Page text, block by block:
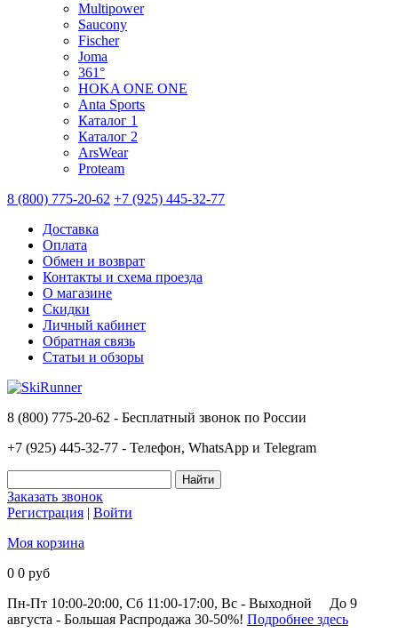
Multipower
Saucony
Fischer
Joma
361°
HOKA ONE ONE
Anta Sports
Каталог 1
Каталог 2
ArsWear
Proteam
8 (800) 775-20-62 +7 (925) 445-32-77
Доставка
Оплата
Обмен и возврат
Контакты и схема проезда
О магазине
Скидки
Личный кабинет
Обратная связь
Статьи и обзоры
8 (800) 775-20-62 - Бесплатный звонок по России
+7 (925) 445-32-77 - Телефон, WhatsApp и Telegram
Заказать звонок
Регистрация | Войти
Моя корзина
0 0 руб
Пн-Пт 10:00-20:00, Сб 11:00-17:00, Вс - Выходной
До 9
августа - Большая Распродажа 30-50%! Подробнее здесь